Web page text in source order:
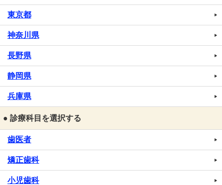
東京都
神奈川県
長野県
静岡県
兵庫県
● 診療科目を選択する
歯医者
矯正歯科
小児歯科